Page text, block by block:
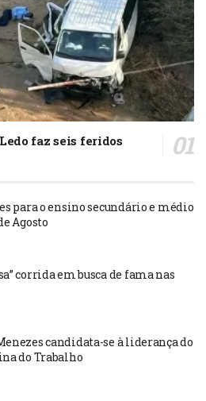
faz seis feridos
para o ensino secundário e médio
Agosto
corrida em busca de fama nas
candidata-se à liderança do
do Trabalho